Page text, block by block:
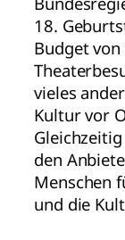
18.
Budget
vieles
Kultur vor
den
Menschen
und die